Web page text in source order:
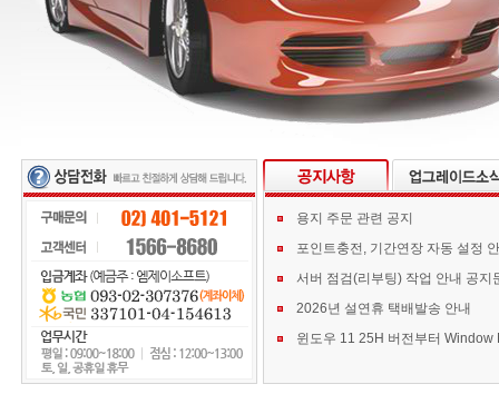
용지 주문 관련 공지
포인트충전, 기간연장 자동 설정
서버 점검(리부팅) 작업 안내 공지
2026년 설연휴 택배발송 안내